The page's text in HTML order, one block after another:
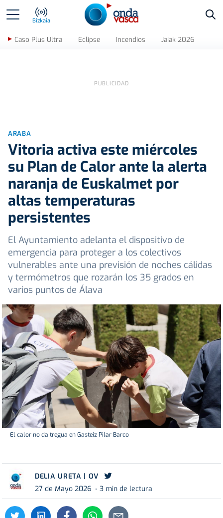
Bizkaia
Caso Plus Ultra Eclipse Incendios Jaiak 2026
ARABA
Vitoria activa este miércoles
su Plan de Calor ante la alerta
naranja de Euskalmet por
altas temperaturas
persistentes
El Ayuntamiento adelanta el dispositivo de
emergencia para proteger a los colectivos
vulnerables ante una previsión de noches cálidas
y termómetros que rozarán los 35 grados en
varios puntos de Álava
El calor no da tregua en Gasteiz Pilar Barco
DELIA URETA | OV
27 de Mayo 2026
3 min de lectura